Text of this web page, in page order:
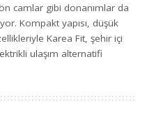
camlar gibi donanımlar da
Kompakt yapısı, düşük
Karea Fit, şehir içi
ulaşım alternatifi